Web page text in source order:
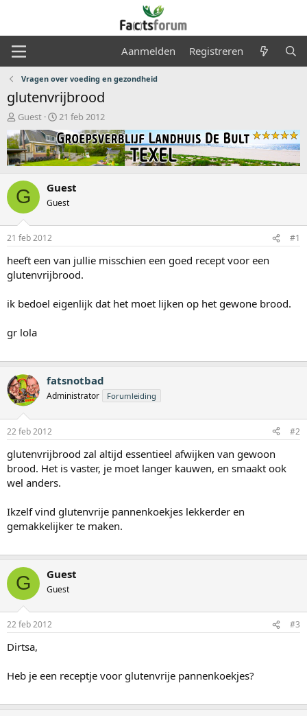
Aanmelden Registreren
Vragen over voeding en gezondheid
glutenvrijbrood
O
n
d
e
r
w
e
r
p
s
t
r
t
r
Guest
S
a
r
t
a
t
m
21 feb 2012
G Guest
Guest
21 feb 2012 #1
heeft een van jullie misschien een goed recept voor een
glutenvrijbrood.
ik bedoel eigenlijk dat het moet lijken op het gewone brood.
gr lola
fatsnotbad
Administrator Forumleiding
22 feb 2012 #2
glutenvrijbrood zal altijd essentieel afwijken van gewoon
brood. Het is vaster, je moet langer kauwen, en smaakt ook
wel anders.
Ikzelf vind glutenvrije pannenkoekjes lekkerder en
gemakkelijker te maken.
G Guest
Guest
22 feb 2012 #3
Dirtsa,
Heb je een receptje voor glutenvrije pannenkoekjes?